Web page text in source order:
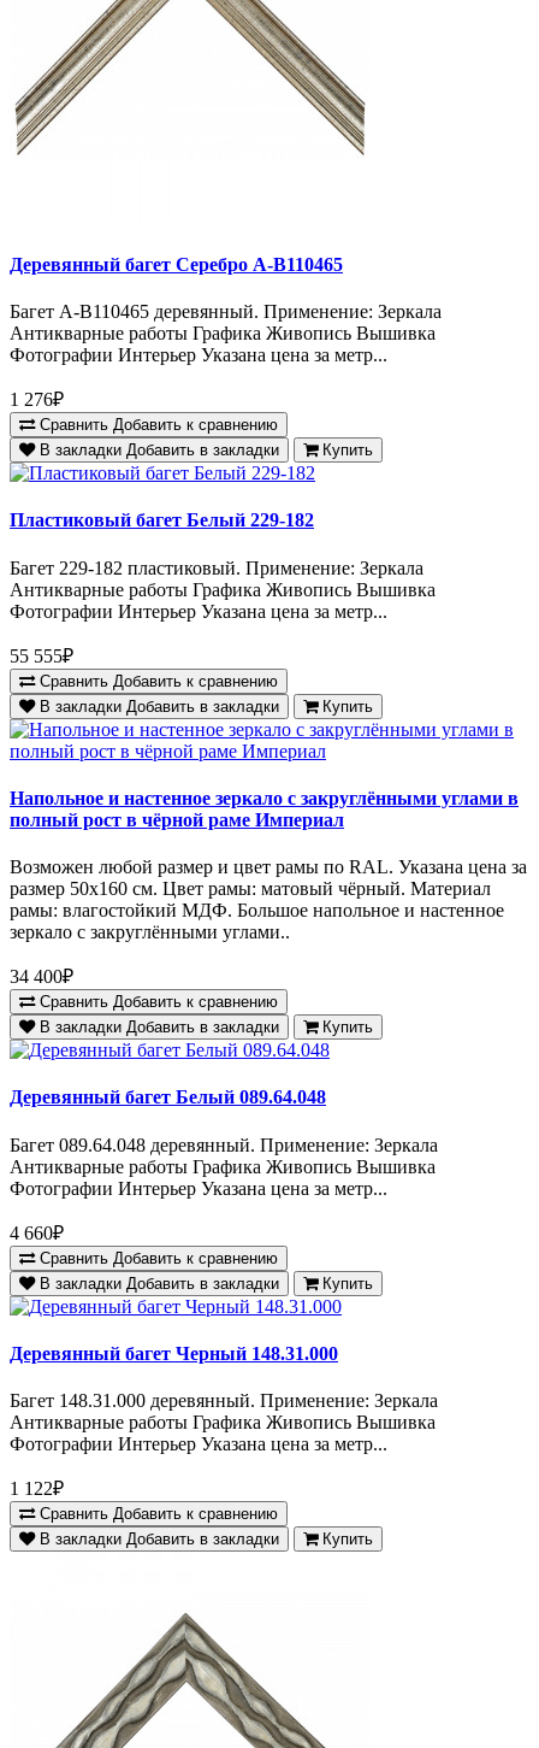
Деревянный багет Серебро А-В110465
Багет А-В110465 деревянный. Применение: Зеркала
Антикварные работы Графика Живопись Вышивка
Фотографии Интерьер Указана цена за метр...
1 276₽
Сравнить Добавить к сравнению
В закладки Добавить в закладки Купить
Пластиковый багет Белый 229-182
Багет 229-182 пластиковый. Применение: Зеркала
Антикварные работы Графика Живопись Вышивка
Фотографии Интерьер Указана цена за метр...
55 555₽
Сравнить Добавить к сравнению
В закладки Добавить в закладки Купить
Напольное и настенное зеркало с закруглёнными углами в
полный рост в чёрной раме Империал
Возможен любой размер и цвет рамы по RAL. Указана цена за
размер 50х160 см. Цвет рамы: матовый чёрный. Материал
рамы: влагостойкий МДФ. Большое напольное и настенное
зеркало с закруглёнными углами..
34 400₽
Сравнить Добавить к сравнению
В закладки Добавить в закладки Купить
Деревянный багет Белый 089.64.048
Багет 089.64.048 деревянный. Применение: Зеркала
Антикварные работы Графика Живопись Вышивка
Фотографии Интерьер Указана цена за метр...
4 660₽
Сравнить Добавить к сравнению
В закладки Добавить в закладки Купить
Деревянный багет Черный 148.31.000
Багет 148.31.000 деревянный. Применение: Зеркала
Антикварные работы Графика Живопись Вышивка
Фотографии Интерьер Указана цена за метр...
1 122₽
Сравнить Добавить к сравнению
В закладки Добавить в закладки Купить